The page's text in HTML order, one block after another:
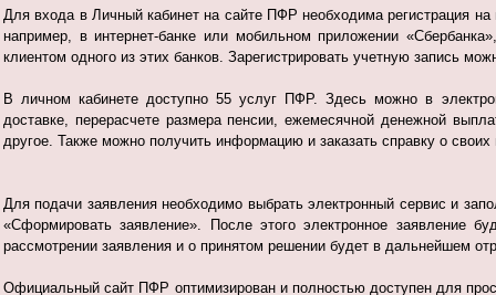
Для входа в Личный кабинет на сайте ПФР необходима регистрация
например, в интернет-банке или мобильном приложении
клиентом одного из этих банков. Зарегистрировать учетную запись
В личном кабинете доступно 55 услуг ПФР. Здесь можно в
доставке, перерасчете размера пенсии, ежемесячной денежной
другое. Также можно получить информацию и заказать справку о
Для подачи заявления необходимо выбрать электронный сервис и
«Сформировать заявление». После этого электронное заявление
рассмотрении заявления и о принятом решении будет в дальнейшем
Официальный сайт ПФР оптимизирован и полностью доступен для